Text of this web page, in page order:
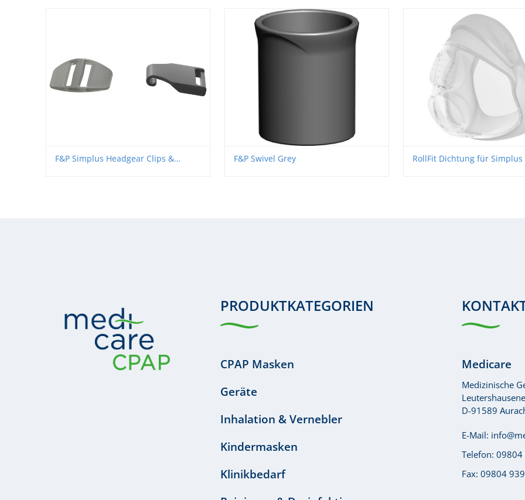
F&P Simplus Headgear Clips &
F&P Swivel Grey
RollFit Dichtung für Simplus
PRODUKTKATEGORIEN
CPAP Masken
Geräte
Inhalation & Vernebler
Kindermasken
Klinikbedarf
Medicare
Medizinische
D-91589
E-Mail:
Telefon: 09804
Fax: 09804